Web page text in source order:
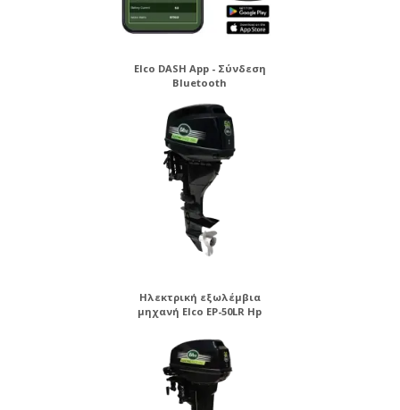
Elco DASH App - Σύνδεση
Bluetooth
Ηλεκτρική εξωλέμβια
μηχανή Elco EP-50LR Hp